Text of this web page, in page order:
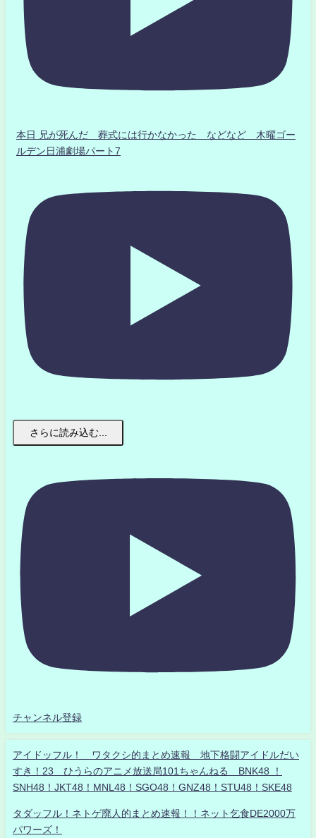
本日 兄が死んだ 葬式には行かなかった などなど 木曜ゴー
ルデン日浦劇場パート7
さらに読み込む...
チャンネル登録
アイドッフル！ ワタクシ的まとめ速報 地下格闘アイドルだい
すき！23 ひうらのアニメ放送局101ちゃんねる BNK48 ！
SNH48！JKT48！MNL48！SGO48！GNZ48！STU48！SKE48
タダッフル！ネトゲ廃人的まとめ速報！！ネット乞食DE2000万
パワーズ！